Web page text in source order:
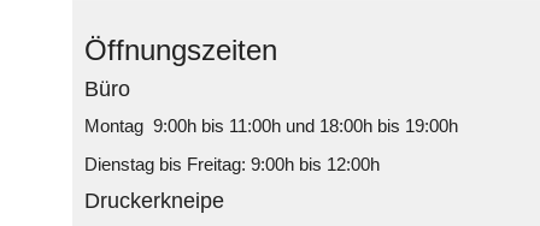
Öffnungszeiten
Büro
Montag 9:00h bis 11:00h und 18:00h bis 19:00h
Dienstag bis Freitag: 9:00h bis 12:00h
Druckerkneipe